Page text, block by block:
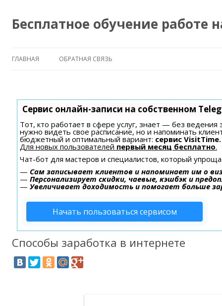
Бесплатное обучение работе
ГЛАВНАЯ ОБРАТНАЯ СВЯЗЬ
Сервис онлайн-записи на собственном
Тот, кто работает в сфере услуг, знает — без ведения
нужно видеть свое расписание, но и напоминать
бюджетный и оптимальный вариант: сервис VisitTime.
Для новых пользователей первый месяц бесплатно.
Чат-бот для мастеров и специалистов, который
— Сам записывает клиентов и напоминает им о
— Персонализирует скидки, чаевые, кэшбэк и
— Увеличивает доходимость и помогает больше
Начать пользоваться сервисом
Способы заработка в интернете